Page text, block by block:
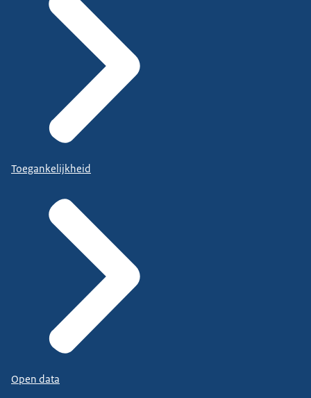
Toegankelijkheid
Open data